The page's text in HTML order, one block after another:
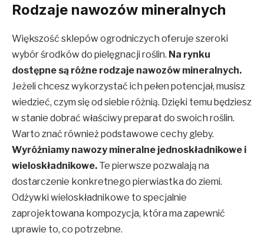
Rodzaje nawozów mineralnych
Większość sklepów ogrodniczych oferuje szeroki
wybór środków do pielęgnacji roślin. Na rynku
dostępne są różne rodzaje nawozów mineralnych.
Jeżeli chcesz wykorzystać ich pełen potencjał, musisz
wiedzieć, czym się od siebie różnią. Dzięki temu będziesz
w stanie dobrać właściwy preparat do swoich roślin.
Warto znać również podstawowe cechy gleby.
Wyróżniamy nawozy mineralne jednoskładnikowe i
wieloskładnikowe. Te pierwsze pozwalają na
dostarczenie konkretnego pierwiastka do ziemi.
Odżywki wieloskładnikowe to specjalnie
zaprojektowana kompozycja, która ma zapewnić
uprawie to, co potrzebne.